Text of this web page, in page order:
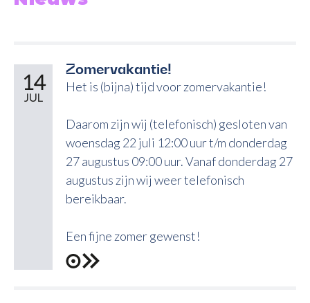
Zomervakantie!
14
JUL
Het is (bijna) tijd voor zomervakantie!
Daarom zijn wij (telefonisch) gesloten van
woensdag 22 juli 12:00 uur t/m donderdag
27 augustus 09:00 uur. Vanaf donderdag 27
augustus zijn wij weer telefonisch
bereikbaar.
Een fijne zomer gewenst!